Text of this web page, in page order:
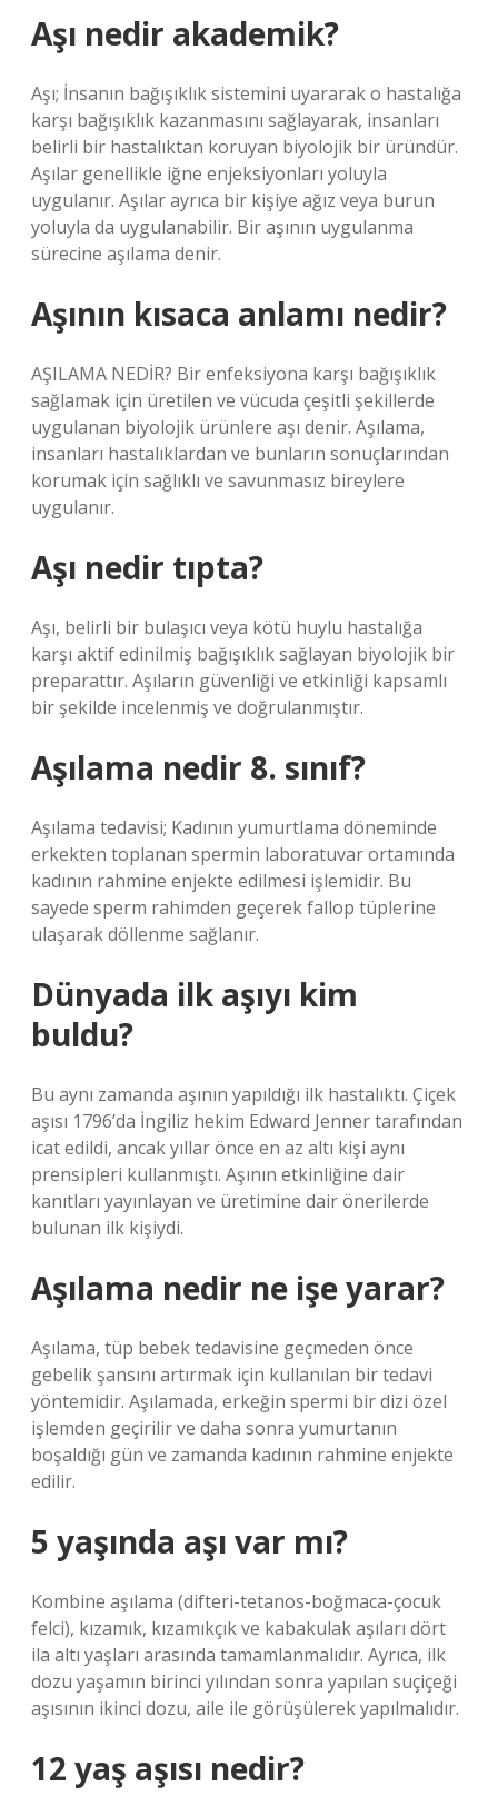
Aşı nedir akademik?
Aşı; İnsanın bağışıklık sistemini uyararak o hastalığa
karşı bağışıklık kazanmasını sağlayarak, insanları
belirli bir hastalıktan koruyan biyolojik bir üründür.
Aşılar genellikle iğne enjeksiyonları yoluyla
uygulanır. Aşılar ayrıca bir kişiye ağız veya burun
yoluyla da uygulanabilir. Bir aşının uygulanma
sürecine aşılama denir.
Aşının kısaca anlamı nedir?
AŞILAMA NEDİR? Bir enfeksiyona karşı bağışıklık
sağlamak için üretilen ve vücuda çeşitli şekillerde
uygulanan biyolojik ürünlere aşı denir. Aşılama,
insanları hastalıklardan ve bunların sonuçlarından
korumak için sağlıklı ve savunmasız bireylere
uygulanır.
Aşı nedir tıpta?
Aşı, belirli bir bulaşıcı veya kötü huylu hastalığa
karşı aktif edinilmiş bağışıklık sağlayan biyolojik bir
preparattır. Aşıların güvenliği ve etkinliği kapsamlı
bir şekilde incelenmiş ve doğrulanmıştır.
Aşılama nedir 8. sınıf?
Aşılama tedavisi; Kadının yumurtlama döneminde
erkekten toplanan spermin laboratuvar ortamında
kadının rahmine enjekte edilmesi işlemidir. Bu
sayede sperm rahimden geçerek fallop tüplerine
ulaşarak döllenme sağlanır.
Dünyada ilk aşıyı kim
buldu?
Bu aynı zamanda aşının yapıldığı ilk hastalıktı. Çiçek
aşısı 1796’da İngiliz hekim Edward Jenner tarafından
icat edildi, ancak yıllar önce en az altı kişi aynı
prensipleri kullanmıştı. Aşının etkinliğine dair
kanıtları yayınlayan ve üretimine dair önerilerde
bulunan ilk kişiydi.
Aşılama nedir ne işe yarar?
Aşılama, tüp bebek tedavisine geçmeden önce
gebelik şansını artırmak için kullanılan bir tedavi
yöntemidir. Aşılamada, erkeğin spermi bir dizi özel
işlemden geçirilir ve daha sonra yumurtanın
boşaldığı gün ve zamanda kadının rahmine enjekte
edilir.
5 yaşında aşı var mı?
Kombine aşılama (difteri-tetanos-boğmaca-çocuk
felci), kızamık, kızamıkçık ve kabakulak aşıları dört
ila altı yaşları arasında tamamlanmalıdır. Ayrıca, ilk
dozu yaşamın birinci yılından sonra yapılan suçiçeği
aşısının ikinci dozu, aile ile görüşülerek yapılmalıdır.
12 yaş aşısı nedir?